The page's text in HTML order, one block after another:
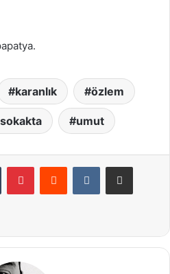
karanlık özlem
umut
Tumblr PinterestReddit VKontakteE-Posta ile paylaş